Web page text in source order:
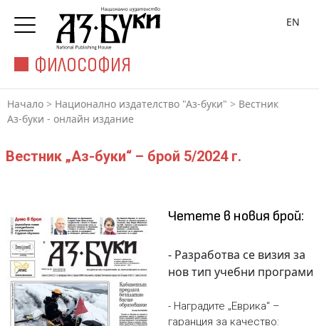
ФИЛОСОФИЯ
EN
Начало > Национално издателство "Аз-буки" > Вестник
Аз-буки - онлайн издание
Вестник „Аз-буки“ – брой 5/2024 г.
Четете в новия брой:
- Разработва се визия за
нов тип учебни програми
- Наградите „Еврика“ –
гаранция за качество: